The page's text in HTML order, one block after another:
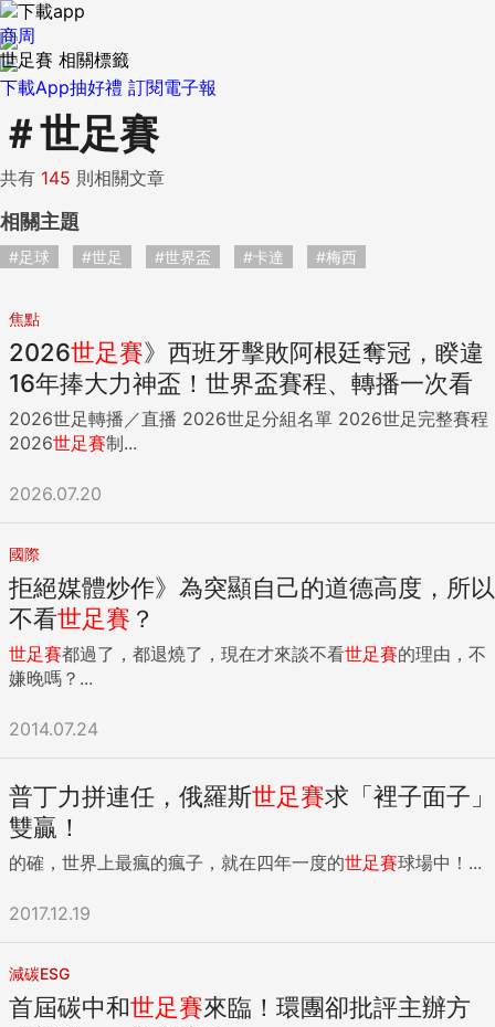
下載App抽好禮 訂閱電子報
商周
世足賽 相關標籤
＃世足賽
共有 145 則相關文章
相關主題
#足球 #世足 #世界盃 #卡達 #梅西
焦點
2026世足賽》西班牙擊敗阿根廷奪冠，睽違
16年捧大力神盃！世界盃賽程、轉播一次看
2026世足轉播／直播 2026世足分組名單 2026世足完整賽程
2026世足賽制...
2026.07.20
國際
拒絕媒體炒作》為突顯自己的道德高度，所以
不看世足賽 ？
世足賽都過了，都退燒了，現在才來談不看世足賽的理由，不
嫌晚嗎？...
2014.07.24
普丁力拼連任，俄羅斯世足賽求「裡子面子」
雙贏！
的確，世界上最瘋的瘋子，就在四年一度的世足賽球場中！...
2017.12.19
減碳ESG
首屆碳中和世足賽來臨！環團卻批評主辦方